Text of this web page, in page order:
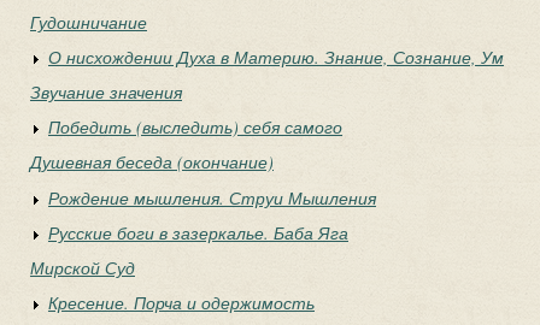
Гудошничание
О нисхождении Духа в Материю. Знание, Сознание, Ум
Звучание значения
Победить (выследить) себя самого
Душевная беседа (окончание)
Рождение мышления. Струи Мышления
Русские боги в зазеркалье. Баба Яга
Мирской Суд
Кресение. Порча и одержимость